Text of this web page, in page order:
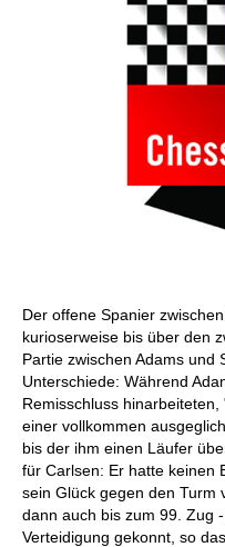
Der offene Spanier
kurioserweise bis über den
Partie zwischen Adams und
Unterschiede: Während
Remisschluss
einer vollkommen
bis der ihm einen Läufer
für Carlsen: Er hatte keinen
sein Glück gegen den Turm
dann auch bis zum 99. Zug
Verteidigung gekonnt, so